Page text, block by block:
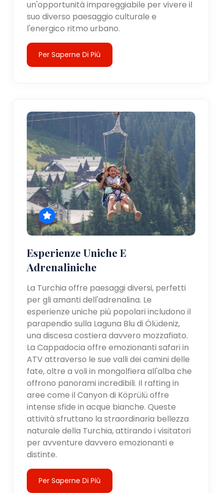
un'opportunità impareggiabile per vivere il
suo diverso paesaggio culturale e
l'energico ritmo urbano.
Per Saperne Di Più
Esperienze Uniche E
Adrenaliniche
La Turchia offre paesaggi diversi, perfetti
per gli amanti dell'adrenalina. Le
esperienze uniche più popolari includono il
parapendio sulla Laguna Blu di Ölüdeniz,
una discesa costiera davvero mozzafiato.
La Cappadocia offre emozionanti safari in
ATV attraverso le sue valli dei camini delle
fate, oltre a voli in mongolfiera all'alba che
offrono panorami incredibili. Il rafting in
aree come il Canyon di Köprülü offre
intense sfide in acque bianche. Queste
attività sfruttano la straordinaria bellezza
naturale della Turchia, attirando i visitatori
per avventure davvero emozionanti e
distinte.
Per Saperne Di Più